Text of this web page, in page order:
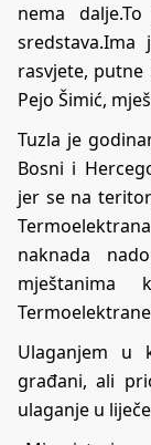
nema
rasvjete, putne
Pejo Šimić,
Tuzla je
Bosni i
jer se na
naknada
Ulaganjem u
građani, ali
ulaganje u